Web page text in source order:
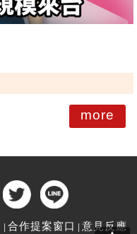
more
合作提案窗口 意見反應